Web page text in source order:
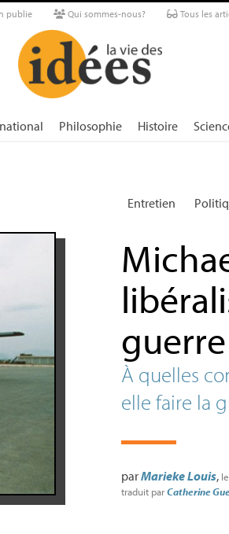
publie Qui sommes-nous? Tous les
Philosophie Histoire
Entretien
À quelles
elle faire la
parMarieke Louis,
traduit parCatherine